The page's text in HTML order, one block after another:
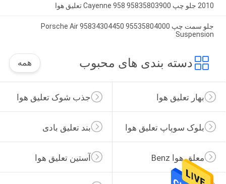
2010 جلو چپ 95835803900 Cayenne 958 تعلیق هوا
جلو سمت چپ 95535804000 95834304450 Porsche Air
Suspension
دسته بندی های محبوب همه
جذب شوک تعلیق هوا بهار تعلیق هوا
بند تعلیق بادی بلوک سوپاپ تعلیق هوا
آستین تعلیق هوا معلق هوا Benz